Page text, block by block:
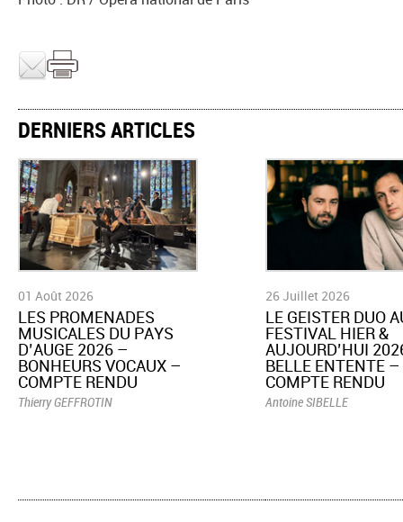
DERNIERS ARTICLES
01 Août 2026
LES PROMENADES
MUSICALES DU PAYS
D’AUGE 2026 –
BONHEURS VOCAUX –
COMPTE RENDU
Thierry GEFFROTIN
26 Juillet 2026
LE GEISTER DUO
FESTIVAL HIER &
AUJOURD’HUI
BELLE ENTENTE –
COMPTE RENDU
Antoine SIBELLE